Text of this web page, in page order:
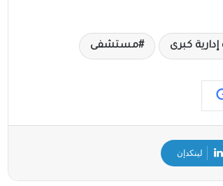
كبرى مستشفى
لينكدإن